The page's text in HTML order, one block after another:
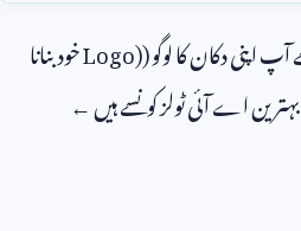
اپنی دکان کا لوگو (Logo)خود بنانا
اے آئی ٹولز کونسے ہیں ←